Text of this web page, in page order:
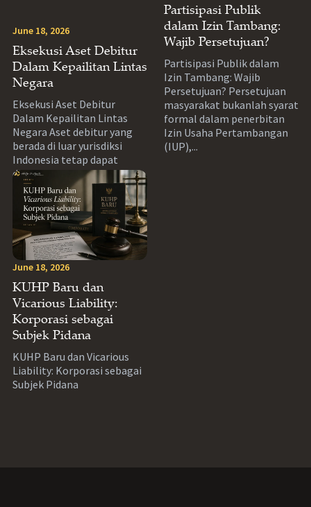
June 18, 2026
Eksekusi Aset Debitur
Dalam Kepailitan Lintas
Negara
Eksekusi Aset Debitur
Dalam Kepailitan Lintas
Negara Aset debitur yang
berada di luar yurisdiksi
Indonesia tetap dapat
dimasukkan...
Partisipasi Publik
dalam Izin Tambang:
Wajib Persetujuan?
Partisipasi Publik dalam
Izin Tambang: Wajib
Persetujuan? Persetujuan
masyarakat bukanlah syarat
formal dalam penerbitan
Izin Usaha Pertambangan
(IUP),...
June 18, 2026
KUHP Baru dan
Vicarious Liability:
Korporasi sebagai
Subjek Pidana
KUHP Baru dan Vicarious
Liability: Korporasi sebagai
Subjek Pidana